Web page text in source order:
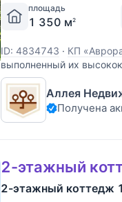
площадь
1 350 м2
ID: 4834743 · КП
выполненный их
инженерии.
вентиляции, канальное
Аллея
Получена
2-этажный
2-этажный коттедж